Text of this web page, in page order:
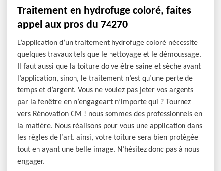
Traitement en hydrofuge coloré, faites
appel aux pros du 74270
L’application d’un traitement hydrofuge coloré nécessite
quelques travaux tels que le nettoyage et le démoussage.
Il faut aussi que la toiture doive être saine et sèche avant
l’application, sinon, le traitement n’est qu’une perte de
temps et d’argent. Vous ne voulez pas jeter vos argents
par la fenêtre en n’engageant n’importe qui ? Tournez
vers Rénovation CM ! nous sommes des professionnels en
la matière. Nous réalisons pour vous une application dans
les règles de l’art. ainsi, votre toiture sera bien protégée
tout en ayant une belle image. N’hésitez donc pas à nous
engager.